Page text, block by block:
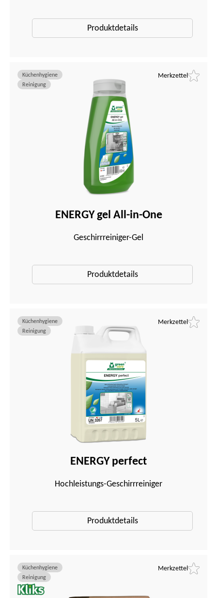
Produktdetails
Merkzettel
ENERGY gel All-in-One
Geschirrreiniger-Gel
Küchenhygiene
Reinigung
Produktdetails
Merkzettel
ENERGY perfect
Hochleistungs-Geschirrreiniger
Küchenhygiene
Reinigung
Produktdetails
Merkzettel
Küchenhygiene
Reinigung